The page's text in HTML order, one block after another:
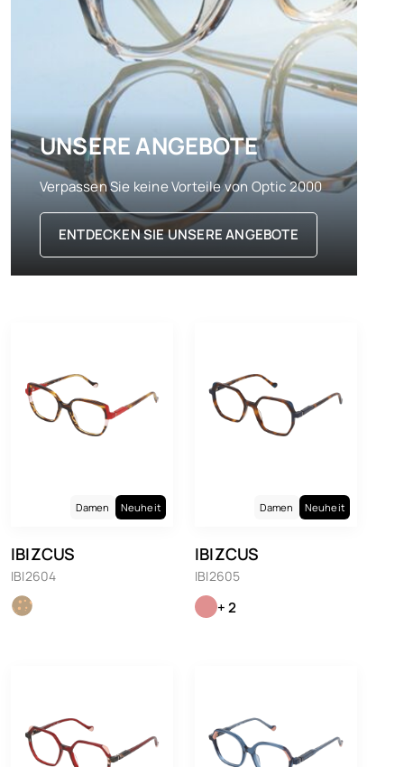
UNSERE ANGEBOTE
Verpassen Sie keine Vorteile von Optic 2000
ENTDECKEN SIE UNSERE ANGEBOTE
Damen Neuheit
IBIZCUS
IBI2604
Damen Neuheit
IBIZCUS
IBI2605
+ 2